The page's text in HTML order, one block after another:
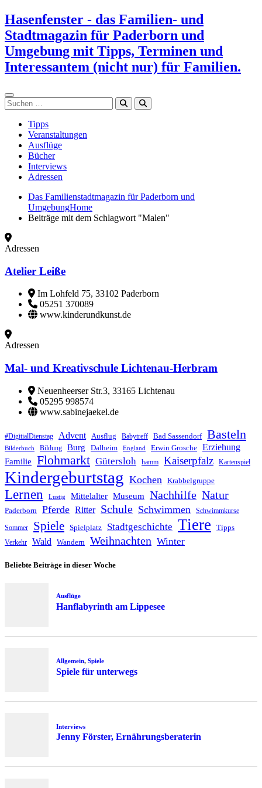
Zum
Inhalt
springen
Hasenfenster - das Familien- und
Stadtmagazin für Paderborn und
Umgebung mit Tipps, Terminen und
Interessantem (nicht nur) für Familien.
Suchen
Tipps
Veranstaltungen
Ausflüge
Bücher
Interviews
Adressen
Das Familienstadtmagazin für Paderborn und
UmgebungHome
Beiträge mit dem Schlagwort "Malen"
Adressen
Atelier Leiße
Im Lohfeld 75, 33102 Paderborn
05251 370089
www.kinderundkunst.de
Adressen
Mal- und Kreativschule Lichtenau-Herbram
Neuenheerser Str.3, 33165 Lichtenau
05295 998574
www.sabinejaekel.de
#DigitialDienstag Advent Ausflug Babytreff Bad Sassendorf Basteln
Bilderbuch Bildung Burg Dalheim England Erwin Grosche Erziehung
Familie Flohmarkt Gütersloh hamm Kaiserpfalz Kartenspiel
Kindergeburtstag Kochen Krabbelgruppe
Lernen Lustig Mittelalter Museum Nachhilfe Natur
Paderborn Pferde Ritter Schule Schwimmen Schwimmkurse
Sommer Spiele Spielplatz Stadtgeschichte Tiere Tipps
Verkehr Wald Wandern Weihnachten Winter
Beliebte Beiträge in dieser Woche
Ausflüge
Hanflabyrinth am Lippesee
Allgemein, Spiele
Spiele für unterwegs
Interviews
Jenny Förster, Ernährungsberaterin